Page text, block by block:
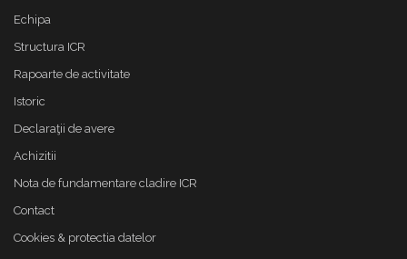
Echipa
Structura ICR
Rapoarte de activitate
Istoric
Declaraţii de avere
Achizitii
Nota de fundamentare cladire ICR
Contact
Cookies & protectia datelor